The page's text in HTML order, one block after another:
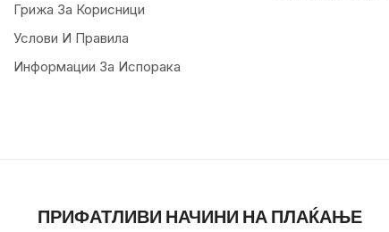
Грижа За Корисници
Услови И Правила
Информации За Испорака
ПРИФАТЛИВИ НАЧИНИ НА ПЛАЌАЊЕ